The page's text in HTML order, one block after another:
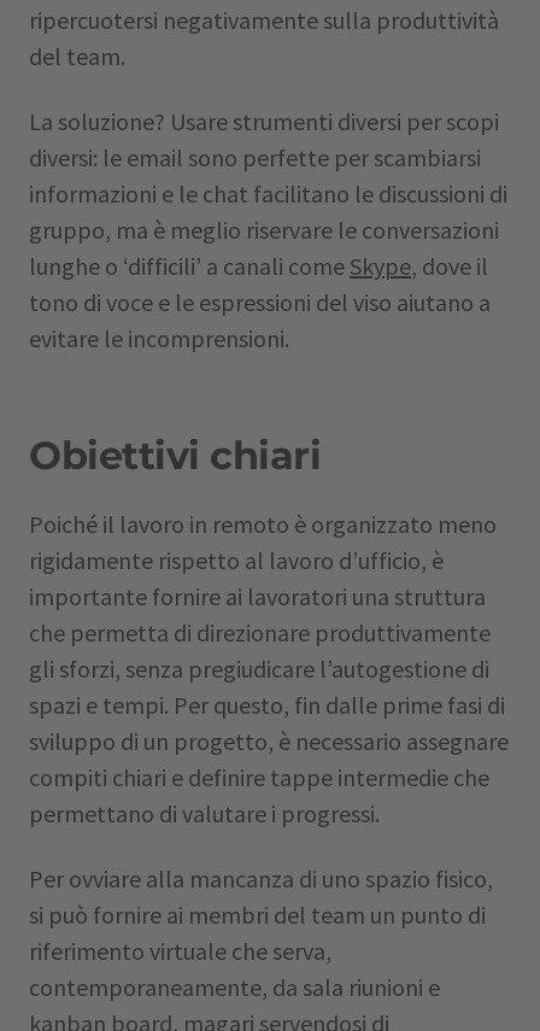
ripercuotersi negativamente sulla produttività
del team.
La soluzione? Usare strumenti diversi per scopi
diversi: le email sono perfette per scambiarsi
informazioni e le chat facilitano le discussioni di
gruppo, ma è meglio riservare le conversazioni
lunghe o ‘difficili’ a canali come Skype, dove il
tono di voce e le espressioni del viso aiutano a
evitare le incomprensioni.
Obiettivi chiari
Poiché il lavoro in remoto è organizzato meno
rigidamente rispetto al lavoro d’ufficio, è
importante fornire ai lavoratori una struttura
che permetta di direzionare produttivamente
gli sforzi, senza pregiudicare l’autogestione di
spazi e tempi. Per questo, fin dalle prime fasi di
sviluppo di un progetto, è necessario assegnare
compiti chiari e definire tappe intermedie che
permettano di valutare i progressi.
Per ovviare alla mancanza di uno spazio fisico,
si può fornire ai membri del team un punto di
riferimento virtuale che serva,
contemporaneamente, da sala riunioni e
kanban board, magari servendosi di